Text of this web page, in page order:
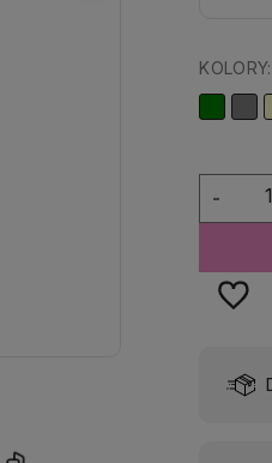
KOLORY:
-